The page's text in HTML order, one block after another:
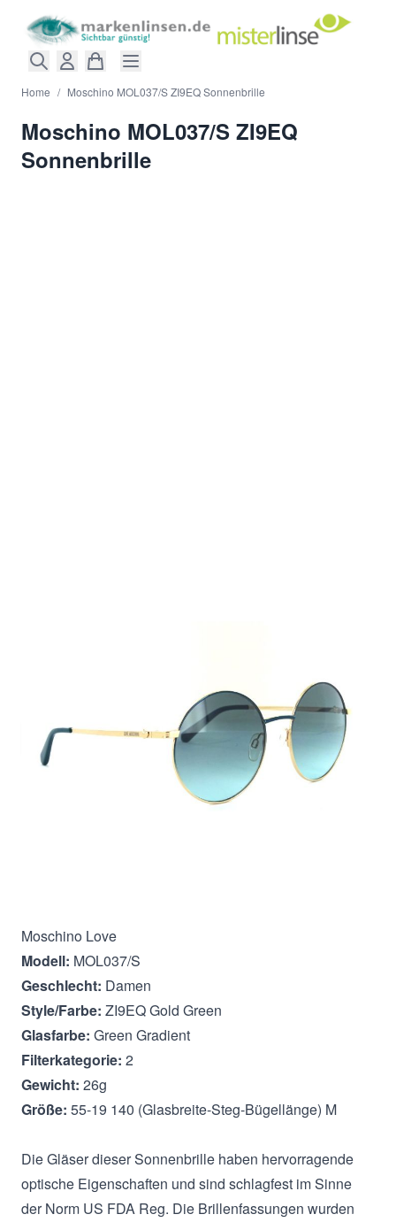
Home / Moschino MOL037/S ZI9EQ Sonnenbrille
Moschino MOL037/S ZI9EQ
Sonnenbrille
Versandkosten
Menge
Moschino Love
Modell: MOL037/S
Geschlecht: Damen
Style/Farbe: ZI9EQ Gold Green
Glasfarbe: Green Gradient
Filterkategorie: 2
Gewicht: 26g
Größe: 55-19 140 (Glasbreite-Steg-Bügellänge) M
Die Gläser dieser Sonnenbrille haben hervorragende
optische Eigenschaften und sind schlagfest im Sinne
der Norm US FDA Reg. Die Brillenfassungen wurden